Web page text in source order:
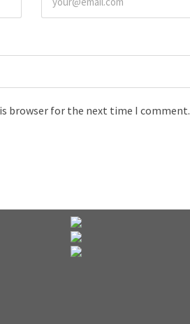
browser for the next time I comment.